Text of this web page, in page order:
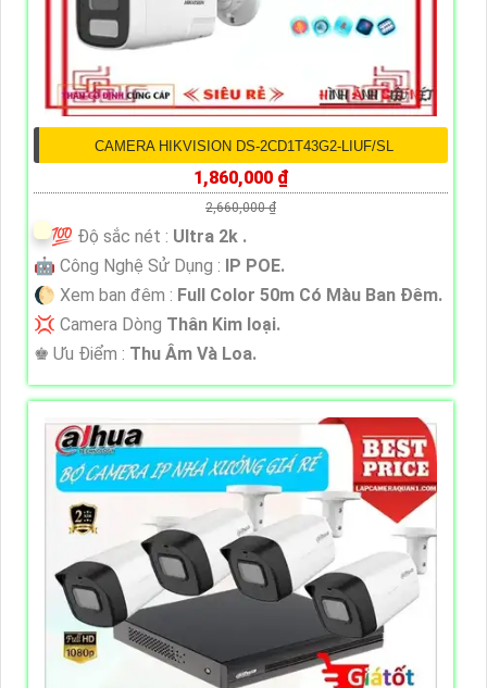
CAMERA HIKVISION DS-2CD1T43G2-LIUF/SL
1,860,000 ₫
2,660,000 ₫
💯 Độ sắc nét : Ultra 2k .
🤖️ Công Nghệ Sử Dụng :
IP POE.
🌔 Xem ban đêm : Full Color 50m Có Màu Ban Ðêm.
💢 Camera Dòng Thân Kim loại.
️♚ Ưu Điểm : Thu Âm Và Loa.